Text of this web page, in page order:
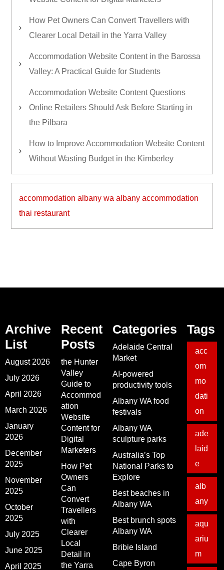
How Pet Owners Can Convert Travellers with
Clearer Local Detail in the Yarra Valley
Accommodation Website Content in the Barossa
Valley: A Practical Guide for Students
Accommodation Website Content Questions
Online Retailers Should Ask Before Starting in
the Pilbara
How to Improve Accommodation Website Content
Without Wasting Budget in the Kimberley
accommodation albany wa albany accommodation
thai restaurant
Archive
List
August 2026
July 2026
April 2026
March 2026
January
2026
December
2025
November
2025
October
2025
July 2025
June 2025
April 2025
Recent
Posts
the Hunter
Valley
Guide to
Accommod
ation
Website
Content for
Digital
Marketers
How Pet
Owners
Can
Convert
Travellers
with
Clearer
Local
Detail in
the Yarra
Categories
Adelaide Central
Market
AI-powered
productivity tools
Albany WA food
festivals
Albany WA
sculpture parks
Australia’s Top
National Parks to
Explore
Best beaches in
Albany WA
Best brunch spots
Albany WA
Bribie Island
Cape Byron
Tags
acc
om
mo
dati
on
ade
laid
e
alb
any
aqu
ariu
m